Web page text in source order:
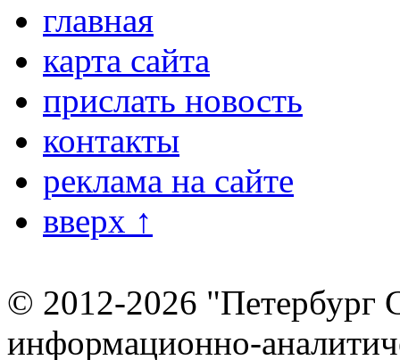
главная
карта сайта
прислать новость
контакты
реклама на сайте
вверх ↑
© 2012-2026 "Петербург
информационно-